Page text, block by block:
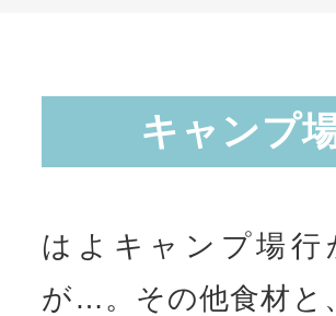
キャンプ
はよキャンプ場
が…。その他食材と